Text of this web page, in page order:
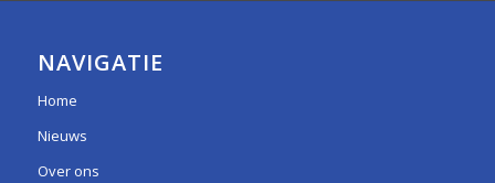
NAVIGATIE
Home
Nieuws
Over ons